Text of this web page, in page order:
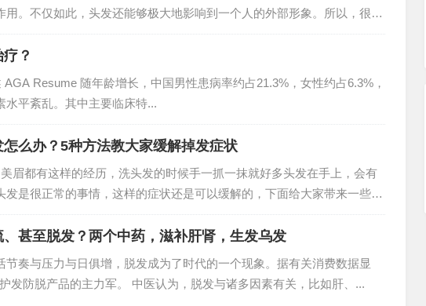
用。不仅如此，头发还能够极大地影响到一个人的外部形象。所以，很多
？
Resume 随年龄增长，中国男性患病率约占21.3%，女性约占6.3%，
水平紊乱。其中主要临床特...
么办？5种方法教大家缓解掉发症状
眉都有这样的经历，洗头发的时候手一抓一抹就好多头发在手上，会有
发是很正常的事情，这样的症状还是可以缓解的，下面给大家带来一些经
甚至脱发？两个中药，滋补肝肾，生发乌发
节奏与压力与日俱增，脱发成为了时代的一个现象。据有关消费数据显
发防脱产品的主力军。 中医认为，脱发与诸多因素有关，比如肝、...